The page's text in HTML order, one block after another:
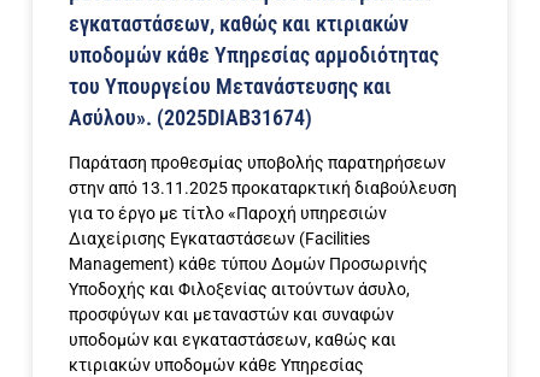
εγκαταστάσεων, καθώς και κτιριακών
υποδομών κάθε Υπηρεσίας αρμοδιότητας
του Υπουργείου Μετανάστευσης και
Ασύλου». (2025DIAB31674)
Παράταση προθεσμίας υποβολής παρατηρήσεων
στην από 13.11.2025 προκαταρκτική διαβούλευση
για το έργο με τίτλο «Παροχή υπηρεσιών
Διαχείρισης Εγκαταστάσεων (Facilities
Management) κάθε τύπου Δομών Προσωρινής
Υποδοχής και Φιλοξενίας αιτούντων άσυλο,
προσφύγων και μεταναστών και συναφών
υποδομών και εγκαταστάσεων, καθώς και
κτιριακών υποδομών κάθε Υπηρεσίας